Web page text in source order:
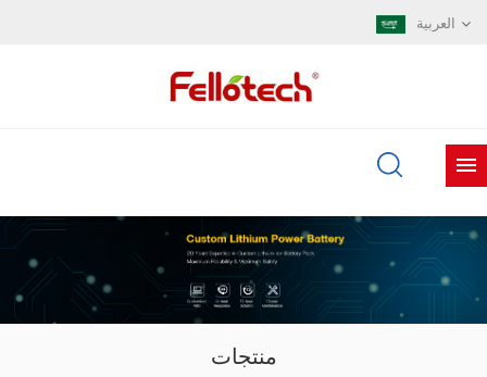
العربية
منتجات